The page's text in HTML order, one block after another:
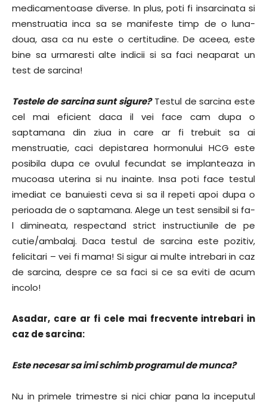
medicamentoase diverse. In plus, poti fi insarcinata si
menstruatia inca sa se manifeste timp de o luna-
doua, asa ca nu este o certitudine. De aceea, este
bine sa urmaresti alte indicii si sa faci neaparat un
test de sarcina!
Testele de sarcina sunt sigure?Testul de sarcina este
cel mai eficient daca il vei face cam dupa o
saptamana din ziua in care ar fi trebuit sa ai
menstruatie, caci depistarea hormonului HCG este
posibila dupa ce ovulul fecundat se implanteaza in
mucoasa uterina si nu inainte. Insa poti face testul
imediat ce banuiesti ceva si sa il repeti apoi dupa o
perioada de o saptamana. Alege un test sensibil si fa-
l dimineata, respectand strict instructiunile de pe
cutie/ambalaj. Daca testul de sarcina este pozitiv,
felicitari – vei fi mama! Si sigur ai multe intrebari in caz
de sarcina, despre ce sa faci si ce sa eviti de acum
incolo!
Asadar, care ar fi cele mai frecvente intrebari in
caz de sarcina:
Este necesar sa imi schimb programul de munca?
Nu in primele trimestre si nici chiar pana la inceputul